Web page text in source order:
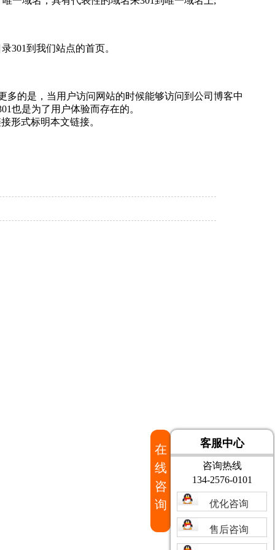
到我们站点的首页。
的是，当用户访问网站的时候能够访问到公司博客中
也是为了用户体验而存在的。
形式标明本文链接。
在
线
咨
询
客服中心
咨询热线
134-2576-0101
优化咨询
售后咨询